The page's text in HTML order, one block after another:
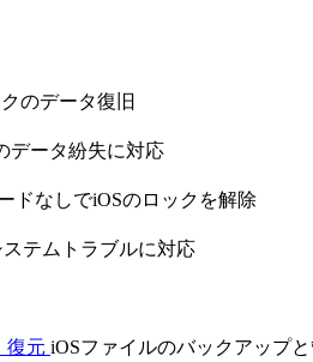
のデータ復旧
データ紛失に対応
ドなしでiOSのロックを解除
ステムトラブルに対応
復元 iOSファイルのバックアップ